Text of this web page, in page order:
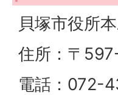
貝塚市役所
住所：〒
電話：072-